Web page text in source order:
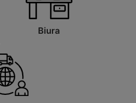
Biura